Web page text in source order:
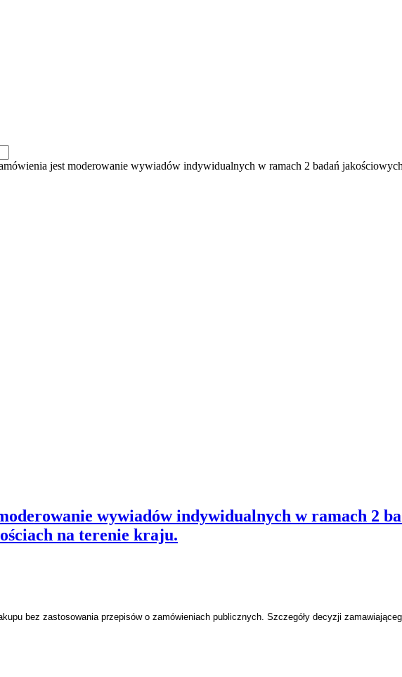
jest moderowanie wywiadów indywidualnych w ramach 2 badań
wywiadów indywidualnych w ramach 2
na terenie kraju.
bez zastosowania przepisów o zamówieniach publicznych. Szczegóły decyzji